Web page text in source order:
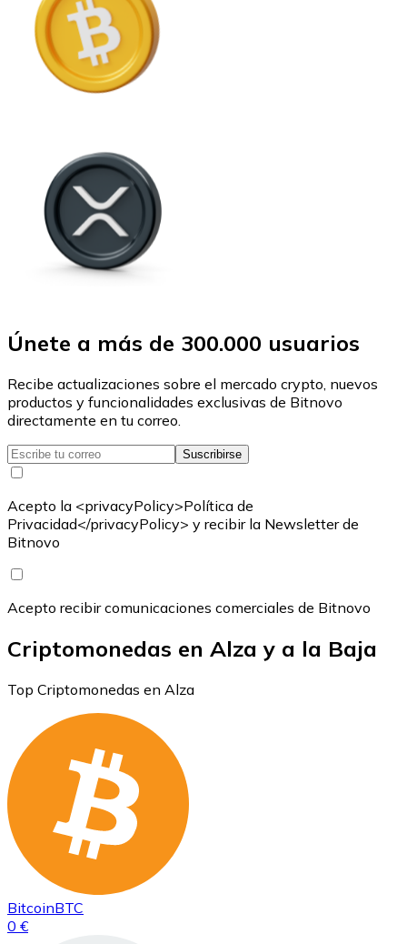
Únete a más de 300.000 usuarios
Recibe actualizaciones sobre el mercado crypto, nuevos
productos y funcionalidades exclusivas de Bitnovo
directamente en tu correo.
Suscribirse
Acepto la <privacyPolicy>Política de
Privacidad</privacyPolicy> y recibir la Newsletter de
Bitnovo
Acepto recibir comunicaciones comerciales de Bitnovo
Criptomonedas en Alza y a la Baja
Top Criptomonedas en Alza
BitcoinBTC
0 €